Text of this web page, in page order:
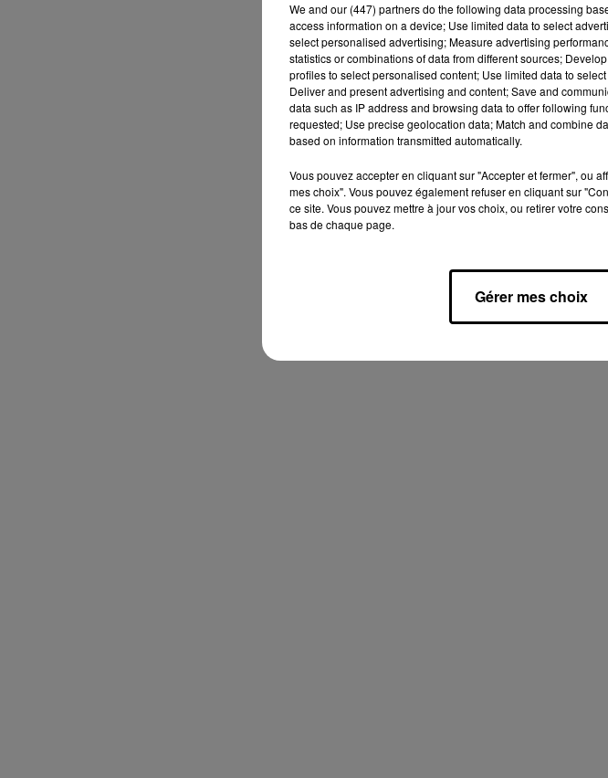
We and our (447) partnersdo the following data processing
access information on a device; Use limited data to select
select personalised advertising; Measure advertising
statistics or combinations of data from different sources;
profiles to select personalised content; Use limited data to
Deliver and present advertising and content; Save and
data such as IP address and browsing data to offer following
requested; Use precise geolocation data; Match and combine
based on information transmitted automatically.
Vous pouvez accepter en cliquant sur "Accepter et fermer", ou
mes choix". Vous pouvez également refuser en cliquant sur
ce site. Vous pouvez mettre à jour vos choix, ou retirer votre
bas de chaque page.
Gérer mes choix